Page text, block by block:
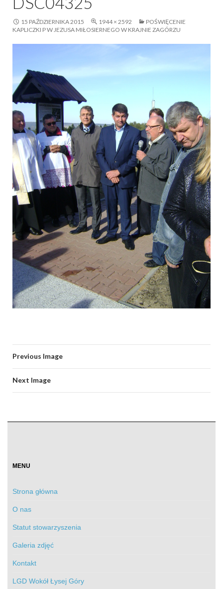
15 PAŹDZIERNIKA 2015 1944 × 2592
POŚWIĘCENIE
KAPLICZKI P W JEZUSA MIŁOSIERNEGO W KRAJNIE ZAGÓRZU
Previous Image
Next Image
MENU
Strona główna
O nas
Statut stowarzyszenia
Galeria zdjęć
Kontakt
LGD Wokół Łysej Góry